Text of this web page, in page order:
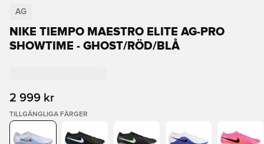
AG
NIKE TIEMPO MAESTRO ELITE AG-PRO
SHOWTIME - GHOST/RÖD/BLÅ
2 999 kr
TILLGÄNGLIGA FÄRGER